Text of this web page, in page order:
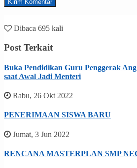
Dibaca 695 kali
Post Terkait
Buka Pendidikan Guru Penggerak
saat Awal Jadi Menteri
Rabu, 26 Okt 2022
PENERIMAAN SISWA BARU
Jumat, 3 Jun 2022
RENCANA MASTERPLAN SMP